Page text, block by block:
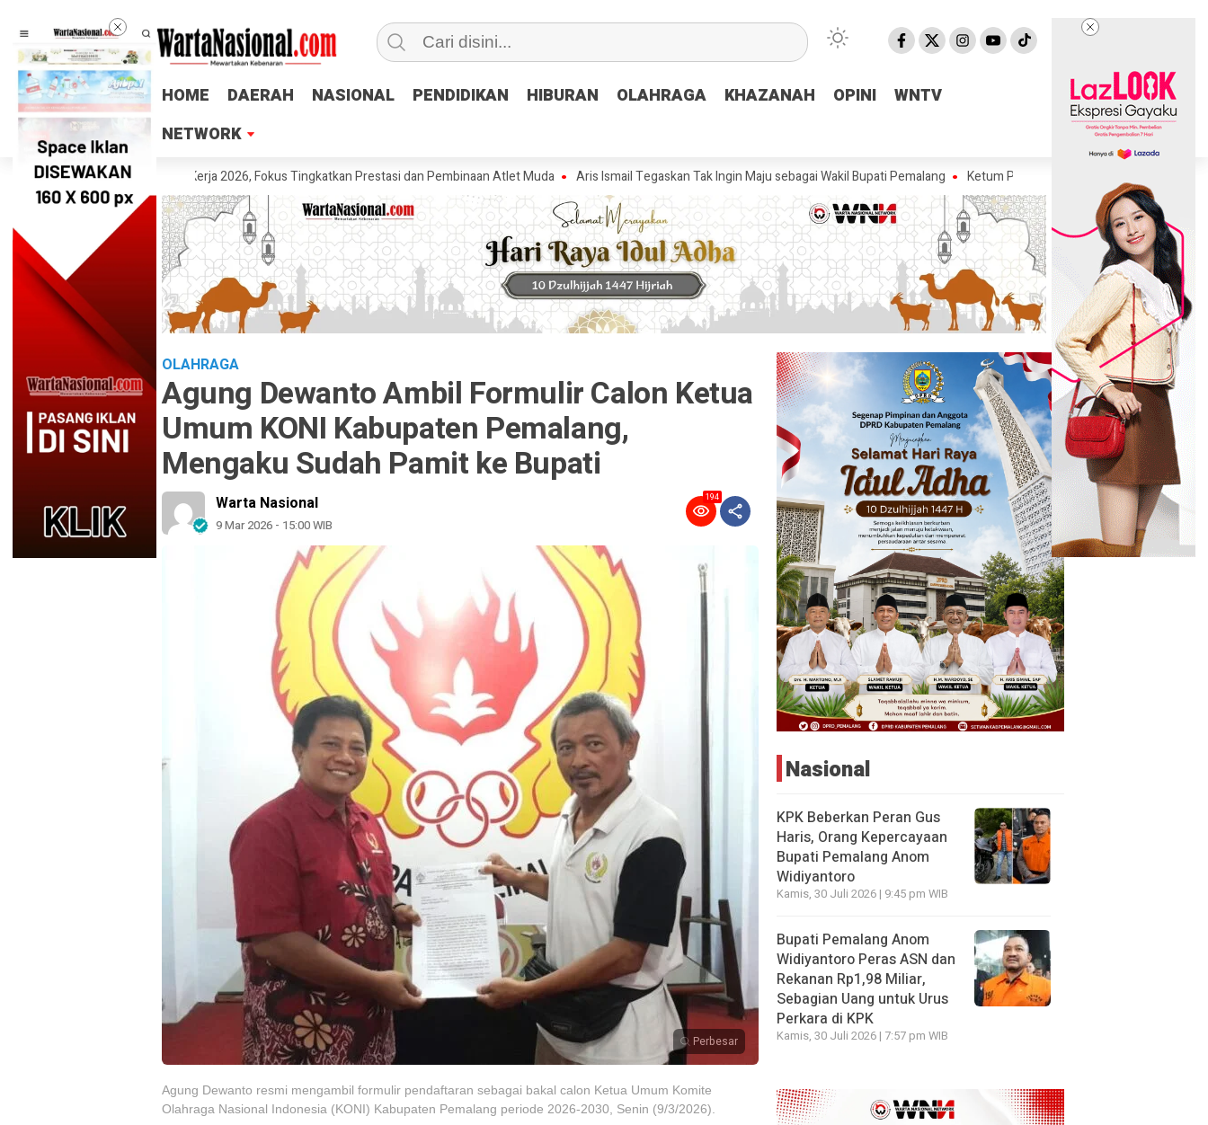
HOME DAERAH NASIONAL PENDIDIKAN HIBURAN OLAHRAGA KHAZANAH OPINI
WNTV
NETWORK
HOME DAERAH NASIONAL PENDIDIKAN HIBURAN OLAHRAGA KHAZANAH OPINI
WNTV
NETWORK
Gelar Rapat Kerja 2026, Fokus Tingkatkan Prestasi dan Pembinaan Atlet Muda Aris Ismail Tegaskan Tak Ingin Maju sebagai Wakil Bupati Pemalang Ketum PTMSI Jateng Tinjau Venue POPDA 2026,
OLAHRAGA
Agung Dewanto Ambil Formulir Calon Ketua
Umum KONI Kabupaten Pemalang,
Mengaku Sudah Pamit ke Bupati
Warta Nasional
9 Mar 2026 - 15:00 WIB
194
Perbesar
Agung Dewanto resmi mengambil formulir pendaftaran sebagai bakal calon Ketua Umum Komite
Olahraga Nasional Indonesia (KONI) Kabupaten Pemalang periode 2026-2030, Senin (9/3/2026).
Nasional
KPK Beberkan Peran Gus
Haris, Orang Kepercayaan
Bupati Pemalang Anom
Widiyantoro
Kamis, 30 Juli 2026 | 9:45 pm WIB
Bupati Pemalang Anom
Widiyantoro Peras ASN dan
Rekanan Rp1,98 Miliar,
Sebagian Uang untuk Urus
Perkara di KPK
Kamis, 30 Juli 2026 | 7:57 pm WIB